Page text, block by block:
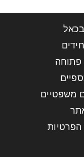
פתוחה
משפטיים
הפרטיות